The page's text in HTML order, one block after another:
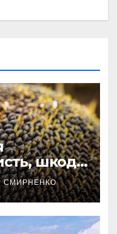
шкода
СМИРНЕНКО